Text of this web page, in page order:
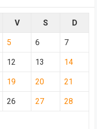
V S D
5 6 7
12 13 14
19 20 21
26 27 28